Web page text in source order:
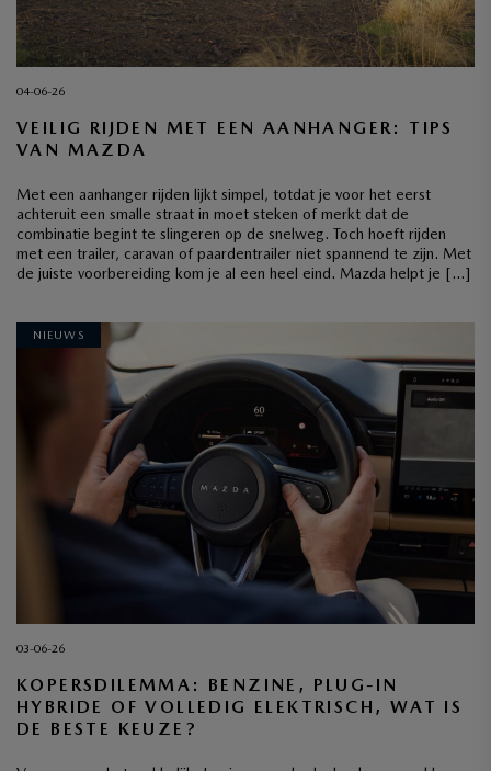
04-06-26
VEILIG RIJDEN MET EEN AANHANGER: TIPS
VAN MAZDA
Met een aanhanger rijden lijkt simpel, totdat je voor het eerst
achteruit een smalle straat in moet steken of merkt dat de
combinatie begint te slingeren op de snelweg. Toch hoeft rijden
met een trailer, caravan of paardentrailer niet spannend te zijn. Met
de juiste voorbereiding kom je al een heel eind. Mazda helpt je […]
NIEUWS
03-06-26
KOPERSDILEMMA: BENZINE, PLUG-IN
HYBRIDE OF VOLLEDIG ELEKTRISCH, WAT IS
DE BESTE KEUZE?